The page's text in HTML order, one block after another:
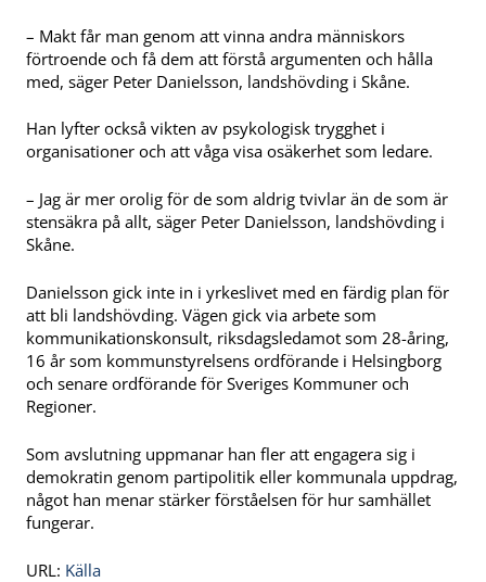
– Makt får man genom att vinna andra människors
förtroende och få dem att förstå argumenten och hålla
med, säger Peter Danielsson, landshövding i Skåne.
Han lyfter också vikten av psykologisk trygghet i
organisationer och att våga visa osäkerhet som ledare.
– Jag är mer orolig för de som aldrig tvivlar än de som är
stensäkra på allt, säger Peter Danielsson, landshövding i
Skåne.
Danielsson gick inte in i yrkeslivet med en färdig plan för
att bli landshövding. Vägen gick via arbete som
kommunikationskonsult, riksdagsledamot som 28-åring,
16 år som kommunstyrelsens ordförande i Helsingborg
och senare ordförande för Sveriges Kommuner och
Regioner.
Som avslutning uppmanar han fler att engagera sig i
demokratin genom partipolitik eller kommunala uppdrag,
något han menar stärker förståelsen för hur samhället
fungerar.
URL: Källa